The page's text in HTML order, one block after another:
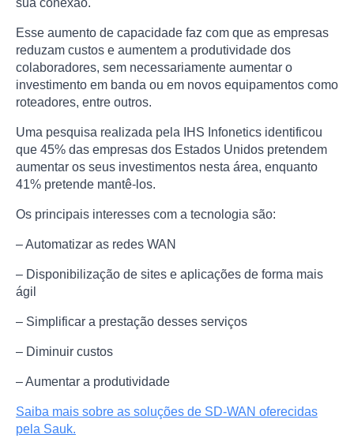
sua conexão.
Esse aumento de capacidade faz com que as empresas
reduzam custos e aumentem a produtividade dos
colaboradores, sem necessariamente aumentar o
investimento em banda ou em novos equipamentos como
roteadores, entre outros.
Uma pesquisa realizada pela IHS Infonetics identificou
que 45% das empresas dos Estados Unidos pretendem
aumentar os seus investimentos nesta área, enquanto
41% pretende mantê-los.
Os principais interesses com a tecnologia são:
– Automatizar as redes WAN
– Disponibilização de sites e aplicações de forma mais
ágil
– Simplificar a prestação desses serviços
– Diminuir custos
– Aumentar a produtividade
Saiba mais sobre as soluções de SD-WAN oferecidas
pela Sauk.